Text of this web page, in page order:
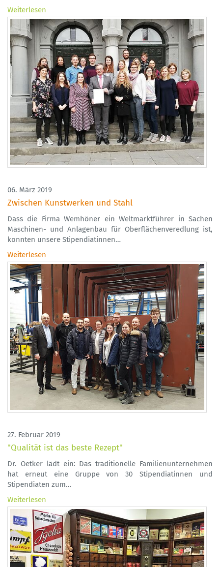
Weiterlesen
06. März 2019
Zwischen Kunstwerken und Stahl
Dass die Firma Wemhöner ein Weltmarktführer in Sachen
Maschinen- und Anlagenbau für Oberflächenveredlung ist,
konnten unsere Stipendiatinnen…
Weiterlesen
27. Februar 2019
"Qualität ist das beste Rezept"
Dr. Oetker lädt ein: Das traditionelle Familienunternehmen
hat erneut eine Gruppe von 30 Stipendiatinnen und
Stipendiaten zum…
Weiterlesen